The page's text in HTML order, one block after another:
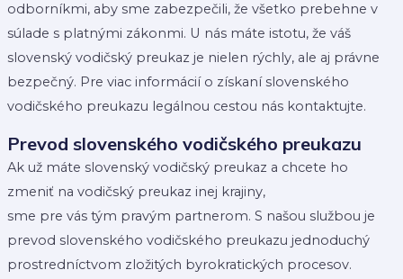
odborníkmi, aby sme zabezpečili, že všetko prebehne v
súlade s platnými zákonmi. U nás máte istotu, že váš
slovenský vodičský preukaz je nielen rýchly, ale aj právne
bezpečný. Pre viac informácií o získaní slovenského
vodičského preukazu legálnou cestou nás kontaktujte.
Prevod slovenského vodičského preukazu
Ak už máte slovenský vodičský preukaz a chcete ho
zmeniť na vodičský preukaz inej krajiny,
sme pre vás tým pravým partnerom. S našou službou je
prevod slovenského vodičského preukazu jednoduchý
prostredníctvom zložitých byrokratických procesov.